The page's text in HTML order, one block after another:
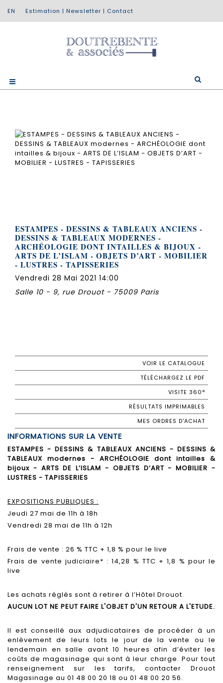
Estimation | Newsletter | Contact
ESTAMPES - DESSINS & TABLEAUX ANCIENS -
DESSINS & TABLEAUX MODERNES -
ARCHÉOLOGIE DONT INTAILLES & BIJOUX -
ARTS DE L’ISLAM - OBJETS D’ART - MOBILIER
- LUSTRES - TAPISSERIES
Vendredi 28 Mai 2021 14:00
Salle 10 - 9, rue Drouot - 75009 Paris
VOIR LE CATALOGUE
TÉLÉCHARGEZ LE PDF
VISITE 360°
RÉSULTATS IMPRIMABLES
MES ORDRES D'ACHAT
INFORMATIONS SUR LA VENTE
ESTAMPES - DESSINS & TABLEAUX ANCIENS - DESSINS &
TABLEAUX modernes - ARCHÉOLOGIE dont intailles &
bijoux - ARTS DE L’ISLAM - OBJETS D’ART - MOBILIER -
LUSTRES - TAPISSERIES
EXPOSITIONS PUBLIQUES :
Jeudi 27 mai de 11h à 18h
Vendredi 28 mai de 11h à 12h
Frais de vente : 26 % TTC + 1,8 % pour le live
Frais de vente judiciaire* : 14,28 % TTC + 1,8 % pour le
live
Les achats réglés sont à retirer à l’Hôtel Drouot.
AUCUN LOT NE PEUT FAIRE L'OBJET D'UN RETOUR A L'ETUDE.
Il est conseillé aux adjudicataires de procéder à un
enlèvement de leurs lots le jour de la vente ou le
lendemain en salle avant 10 heures afin d’éviter les
coûts de magasinage qui sont à leur charge. Pour tout
renseignement sur les tarifs, contacter Drouot
Magasinage au 01 48 00 20 18 ou 01 48 00 20 56.